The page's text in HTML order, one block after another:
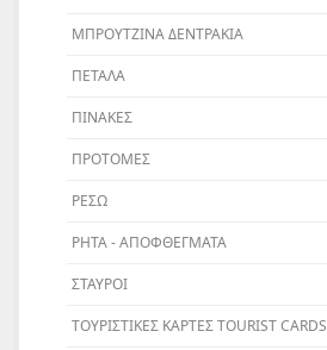
ΜΠΡΟΥΤΖΙΝΑ ΔΕΝΤΡΑΚΙΑ
ΠΕΤΑΛΑ
ΠΙΝΑΚΕΣ
ΠΡΟΤΟΜΕΣ
ΡΕΣΩ
ΡΗΤΑ - ΑΠΟΦΘΕΓΜΑΤΑ
ΣΤΑΥΡΟI
ΤΟΥΡΙΣΤΙΚΕΣ ΚΑΡΤΕΣ TOURIST CARDS